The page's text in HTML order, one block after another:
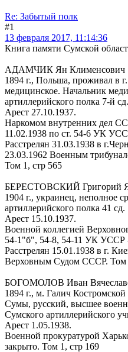
Re: Забытый полк
#1
13 февраля 2017, 11:14:36
Книга памяти Сумской
АДАМЧИК Ян Клименсович
1894 г., Польша, проживал в
медицинское. Начальник
артиллерийского полка 7-й сд.
Арест 27.10.1937.
Наркомом внутренних дел
11.02.1938 по ст. 54-6 УК
Расстрелян 31.03.1938 в
23.03.1962 Военным
Том 1, стр 565
БЕРЕСТОВСКИЙ Григорий
1904 г., украинец, неполное
артиллерийского полка 41 сд.
Арест 15.10.1937.
Военной коллегией
54-1"б", 54-8, 54-11 УК
Расстрелян 15.01.1938 в г.
Верховным Судом СССР. Том
БОГОМОЛОВ Иван
1894 г., м. Галич
Сумы, русский, высшее
Сумского артиллерийского
Арест 1.05.1938.
Военной прокуратурой
закрыто. Том 1, стр 169